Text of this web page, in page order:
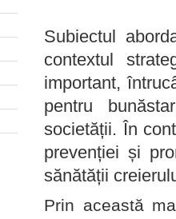
Subiectul
contextul
important,
pentru
societății. În
prevenției și
sănătății
Prin această